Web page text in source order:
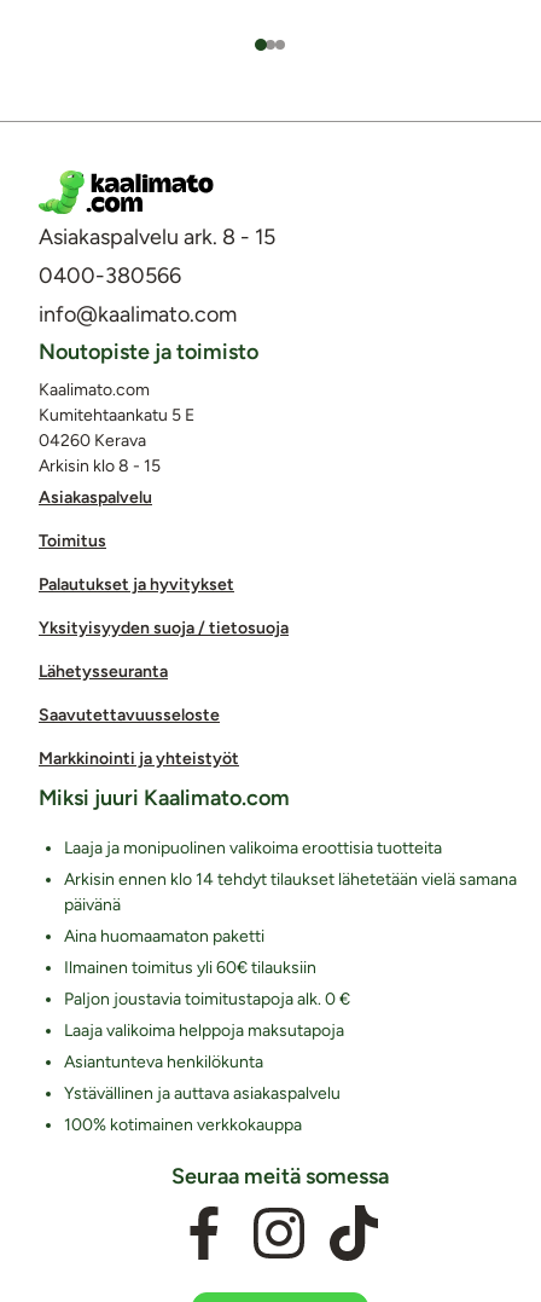
Asiakaspalvelu ark. 8 - 15
0400-380566
info@kaalimato.com
Asiakaspalvelu
Toimitus
Palautukset ja hyvitykset
Yksityisyyden suoja / tietosuoja
Lähetysseuranta
Saavutettavuusseloste
Markkinointi ja yhteistyöt
Noutopiste ja toimisto
Kaalimato.com
Kumitehtaankatu 5 E
04260 Kerava
Arkisin klo 8 - 15
Miksi juuri Kaalimato.com
Laaja ja monipuolinen valikoima eroottisia tuotteita
Arkisin ennen klo 14 tehdyt tilaukset lähetetään vielä samana
päivänä
Aina huomaamaton paketti
Ilmainen toimitus yli 60€ tilauksiin
Paljon joustavia toimitustapoja alk. 0 €
Laaja valikoima helppoja maksutapoja
Asiantunteva henkilökunta
Ystävällinen ja auttava asiakaspalvelu
100% kotimainen verkkokauppa
Seuraa meitä somessa